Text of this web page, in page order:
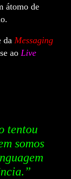
átomo de
da Messaging
ao Live
tentou
somos